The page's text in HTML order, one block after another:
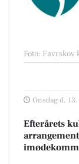
Foto: Favrskov
Onsdag d.
Efterårets